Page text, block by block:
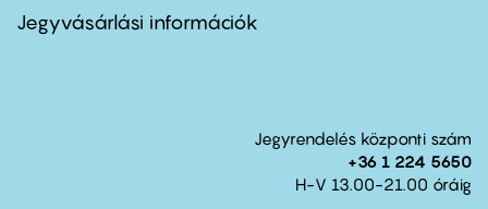
second
Jegyvásárlási információk
Jegyrendelés központi szám
+36 1 224 5650
H-V 13.00-21.00 óráig